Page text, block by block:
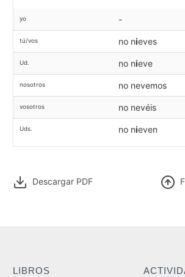
yo -
tú/vos no nieves
Ud. no nieve
nosotros no nevemos
vosotros no nevéis
Uds. no nieven
Descargar PDF F
LIBROS